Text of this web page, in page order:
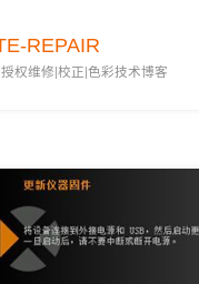
REPAIR
权维修|校正|色彩技术博客